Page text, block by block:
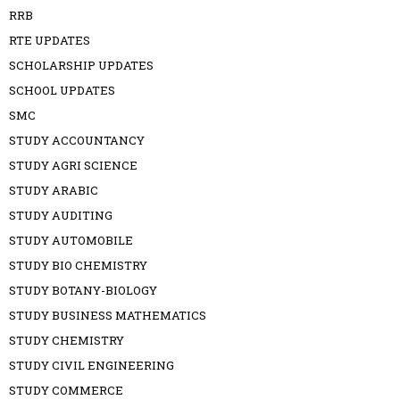
RRB
RTE UPDATES
SCHOLARSHIP UPDATES
SCHOOL UPDATES
SMC
STUDY ACCOUNTANCY
STUDY AGRI SCIENCE
STUDY ARABIC
STUDY AUDITING
STUDY AUTOMOBILE
STUDY BIO CHEMISTRY
STUDY BOTANY-BIOLOGY
STUDY BUSINESS MATHEMATICS
STUDY CHEMISTRY
STUDY CIVIL ENGINEERING
STUDY COMMERCE